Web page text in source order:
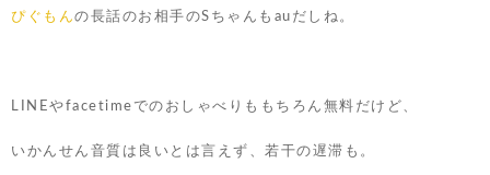
ぴぐもんの長話のお相手のSちゃんもauだしね。
LINEやfacetimeでのおしゃべりももちろん無料だけど、
いかんせん音質は良いとは言えず、若干の遅滞も。